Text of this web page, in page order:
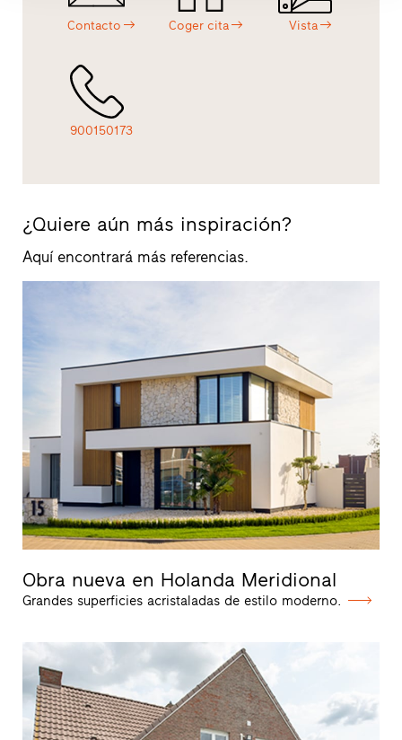
Contacto
900150173
Coger cita Vista
¿Quiere aún más inspiración?
Aquí encontrará más referencias.
Obra nueva en Holanda Meridional
Grandes superficies acristaladas de estilo moderno.